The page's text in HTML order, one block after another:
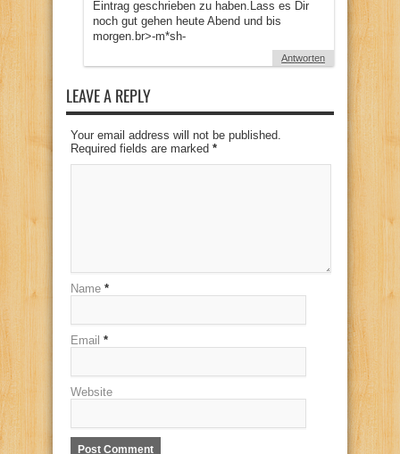
Eintrag geschrieben zu haben.Lass es Dir
noch gut gehen heute Abend und bis
morgen.br>-m*sh-
Antworten
LEAVE A REPLY
Your email address will not be published.
Required fields are marked *
Name *
Email *
Website